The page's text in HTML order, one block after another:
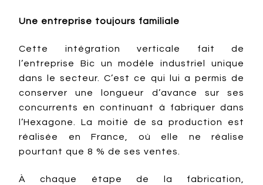
Une entreprise toujours familiale
Cette intégration verticale fait de
l’entreprise Bic un modèle industriel unique
dans le secteur. C’est ce qui lui a permis de
conserver une longueur d’avance sur ses
concurrents en continuant à fabriquer dans
l’Hexagone. La moitié de sa production est
réalisée en France, où elle ne réalise
pourtant que 8 % de ses ventes.
À chaque étape de la fabrication,